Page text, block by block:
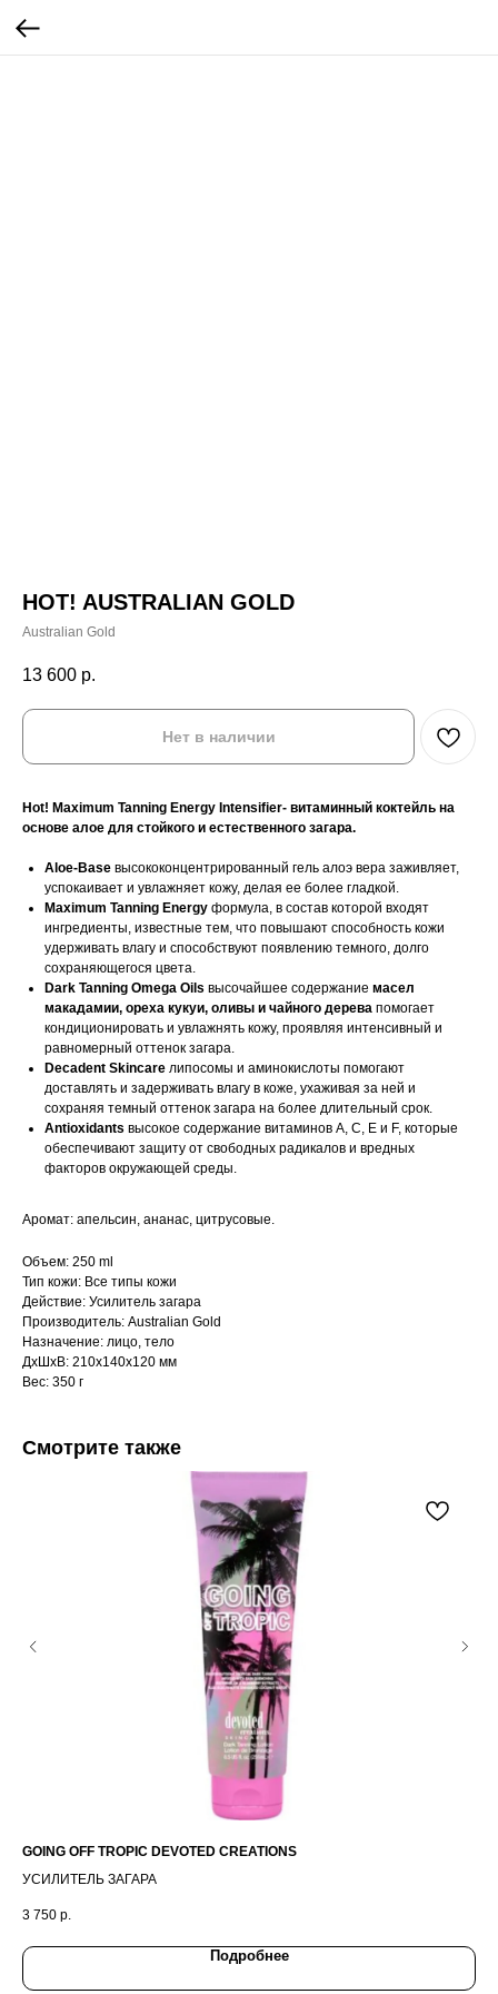
HOT! AUSTRALIAN GOLD
Australian Gold
13 600 р.
Нет в наличии
Hot! Maximum Tanning Energy Intensifier- витаминный коктейль на
основе алое для стойкого и естественного загара.
Aloe-Base высококонцентрированный гель алоэ вера заживляет,
успокаивает и увлажняет кожу, делая ее более гладкой.
Maximum Tanning Energy формула, в состав которой входят
ингредиенты, известные тем, что повышают способность кожи
удерживать влагу и способствуют появлению темного, долго
сохраняющегося цвета.
Dark Tanning Omega Oils высочайшее содержание масел
макадамии, ореха кукуи, оливы и чайного дерева помогает
кондиционировать и увлажнять кожу, проявляя интенсивный и
равномерный оттенок загара.
Decadent Skincare липосомы и аминокислоты помогают
доставлять и задерживать влагу в коже, ухаживая за ней и
сохраняя темный оттенок загара на более длительный срок.
Antioxidants высокое содержание витаминов A, C, E и F, которые
обеспечивают защиту от свободных радикалов и вредных
факторов окружающей среды.
Аромат: апельсин, ананас, цитрусовые.
Объем: 250 ml
Тип кожи: Все типы кожи
Действие: Усилитель загара
Производитель: Australian Gold
Назначение: лицо, тело
ДxШxВ: 210x140x120 мм
Вес: 350 г
Смотрите также
GOING OFF TROPIC DEVOTED CREATIONS
УСИЛИТЕЛЬ ЗАГАРА
3 750 р.
Подробнее